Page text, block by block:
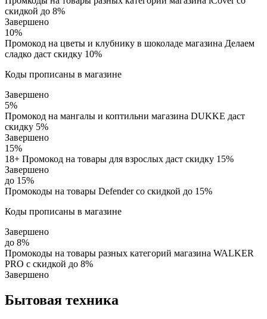
скидкой до 8%
Завершено
10%
Промокод на цветы и клубнику в шоколаде магазина Делаем
сладко даст скидку 10%
Коды прописаны в магазине
Завершено
5%
Промокод на мангалы и коптильни магазина DUKKE даст
скидку 5%
Завершено
15%
18+ Промокод на товары для взрослых даст скидку 15%
Завершено
до 15%
Промокоды на товары Defender со скидкой до 15%
Коды прописаны в магазине
Завершено
до 8%
Промокоды на товары разных категорий магазина WALKER
PRO с скидкой до 8%
Завершено
Бытовая техника